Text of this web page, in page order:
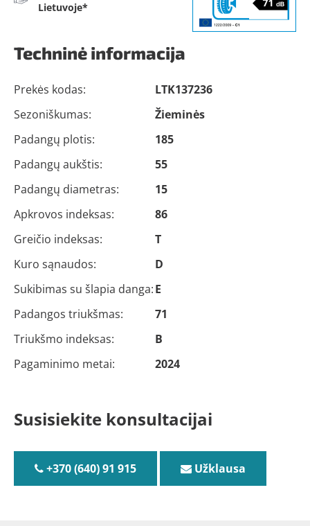
Lietuvoje*
Techninė informacija
Prekės kodas:
LTK137236
Sezoniškumas:
Žieminės
Padangų plotis:
185
Padangų aukštis:
55
Padangų diametras:
15
Apkrovos indeksas:
86
Greičio indeksas:
T
Kuro sąnaudos:
D
Sukibimas su šlapia danga:E
Padangos triukšmas:
71
Triukšmo indeksas:
B
Pagaminimo metai:
2024
Susisiekite konsultacijai
+370 (640) 91 915 Užklausa